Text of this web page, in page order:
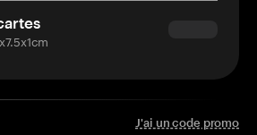
J'ai un code promo